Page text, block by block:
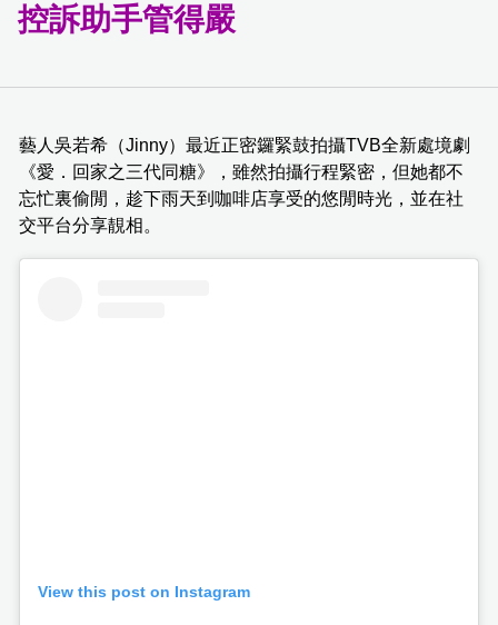
控訴助手管得嚴
藝人吳若希（Jinny）最近正密鑼緊鼓拍攝TVB全新處境劇
《愛．回家之三代同糖》，雖然拍攝行程緊密，但她都不
忘忙裏偷閒，趁下雨天到咖啡店享受的悠閒時光，並在社
交平台分享靚相。
View this post on Instagram